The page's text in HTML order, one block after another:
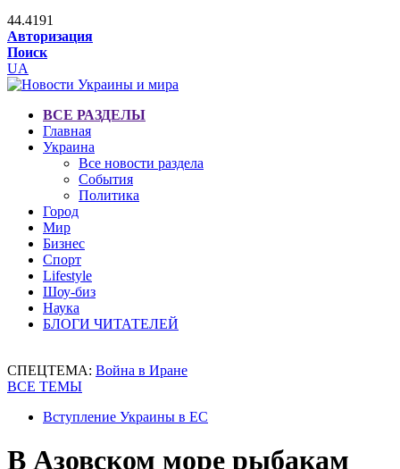
44.4191
Авторизация
Поиск
UA
ВСЕ РАЗДЕЛЫ
Главная
Украина
Все новости раздела
События
Политика
Город
Мир
Бизнес
Спорт
Lifestyle
Шоу-биз
Наука
БЛОГИ ЧИТАТЕЛЕЙ
СПЕЦТЕМА: Война в Иране
ВСЕ ТЕМЫ
Вступление Украины в ЕС
В Азовском море рыбакам